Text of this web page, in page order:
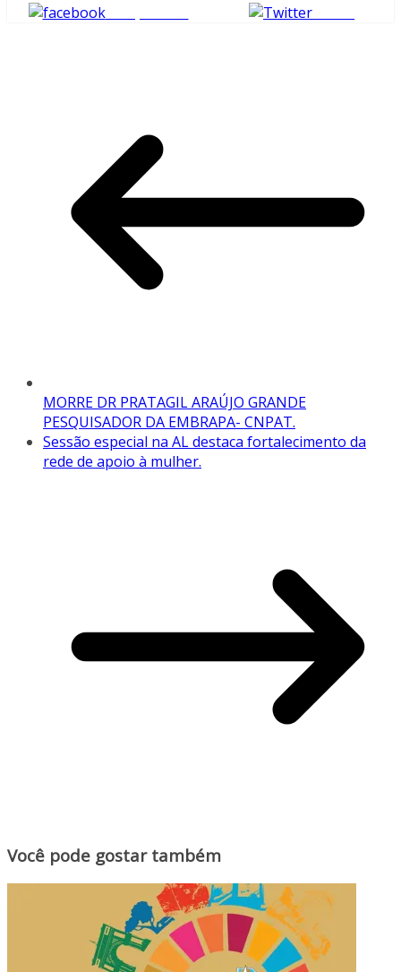
Compartilhe
MORRE DR PRATAGIL ARAÚJO GRANDE
PESQUISADOR DA EMBRAPA- CNPAT.
Sessão especial na AL destaca fortalecimento da
rede de apoio à mulher.
Você pode gostar também